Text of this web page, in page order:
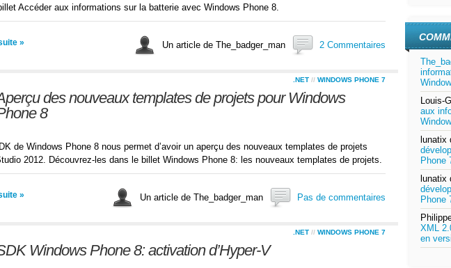
Accéder aux informations sur la batterie avec Windows Phone 8.
» Un article de The_badger_man 2 Commentaires
.NET // WINDOWS PHONE 7
des nouveaux templates de projets pour Windows
8
de Windows Phone 8 nous permet d’avoir un aperçu des nouveaux templates de projets
2012. Découvrez-les dans le billet Windows Phone 8: les nouveaux templates de projets.
» Un article de The_badger_man Pas de commentaires
.NET // WINDOWS PHONE 7
Windows Phone 8: activation d’Hyper-V
Louis-
aux
lunatix
Phone
lunatix
Phone
XML
en